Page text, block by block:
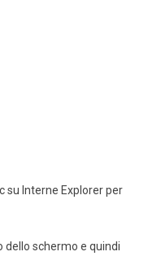
su Interne Explorer per
schermo e quindi